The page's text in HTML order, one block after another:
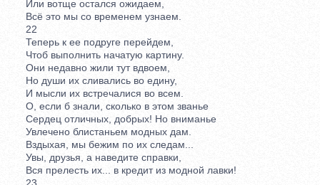
Или вотще остался ожидаем,
Всё это мы со временем узнаем.
22
Теперь к ее подруге перейдем,
Чтоб выполнить начатую картину.
Они недавно жили тут вдвоем,
Но души их сливались во едину,
И мысли их встречалися во всем.
О, если б знали, сколько в этом званье
Сердец отличных, добрых! Но вниманье
Увлечено блистаньем модных дам.
Вздыхая, мы бежим по их следам...
Увы, друзья, а наведите справки,
Вся прелесть их... в кредит из модной лавки!
23